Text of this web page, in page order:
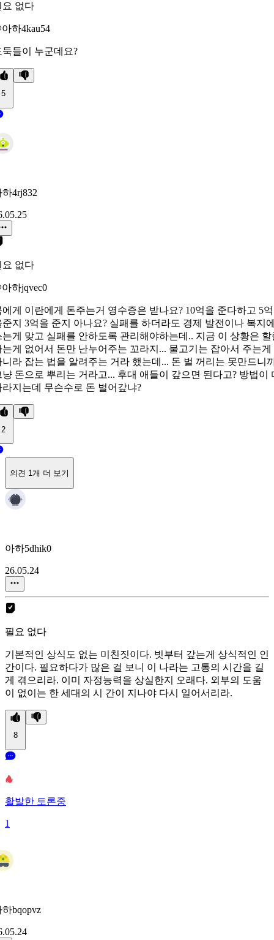
요 없다
아하4kau54
둑들이 누군데요?
5
하4rj832
요 없다
아하jqvec0
에게 이란에게 돈주는거 영수증은 받나요? 10억을 준다하고 5억
준지 3억을 준지 아나요? 실패를 하더라도 경제 발전이나 복지
는게 맞고 실패를 안하도록 관리해야하는데.. 지금 이 상황은 할
는게 없어서 돈만 난누어주는 꼬라지... 물고기는 잡아서 주는게
니라 잡는 법을 알려주는 거라 했는데... 돈 벌 꺼리는 못만드니
냥 돈으로 뿌리는 거라고... 후대 애들이 갚으면 된다고? 방법이
라지는데 무슨수로 돈 벌어갚냐?
2
의견 1개 더 보기
아하5dhik0
26.05.24
필요 없다
기본적인 상식도 없는 미친짓이다. 빗부터 갚는게 상식적인 인
간이다. 필요하다가 많은 걸 보니 이 나라는 고통의 시간을 길
게 겪으리라. 이미 자정능력을 상실한지 오래다. 외부의 도움
이 없이는 한 세대의 시 간이 지나야 다시 일어서리라.
8
활발한 토론중
1
하bqopvz